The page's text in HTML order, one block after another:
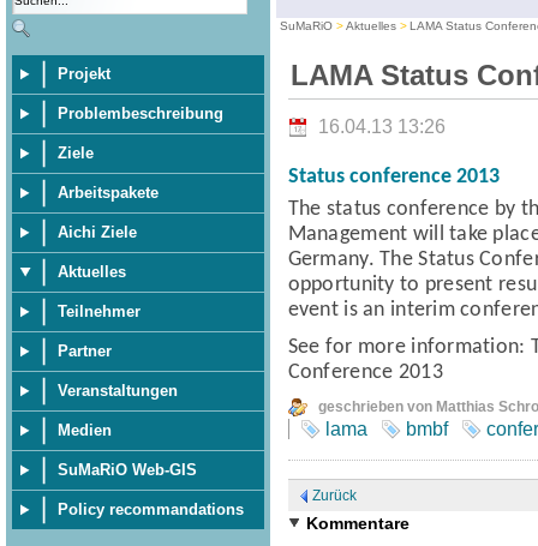
Projekt
Problembeschreibung
Ziele
Arbeitspakete
Aichi Ziele
Aktuelles
Teilnehmer
Partner
Veranstaltungen
Medien
SuMaRiO Web-GIS
Policy recommandations
SuMaRiO Aktuelles LAMA Status
LAMA Status
16.04.13 13:26
Status conference 2013
The status conference by
Management will take
Germany.The Status
opportunity to present
event is an interim
See for more information:
Conference 2013
geschrieben von Matthias
lama bmbf
Zurück
Kommentare